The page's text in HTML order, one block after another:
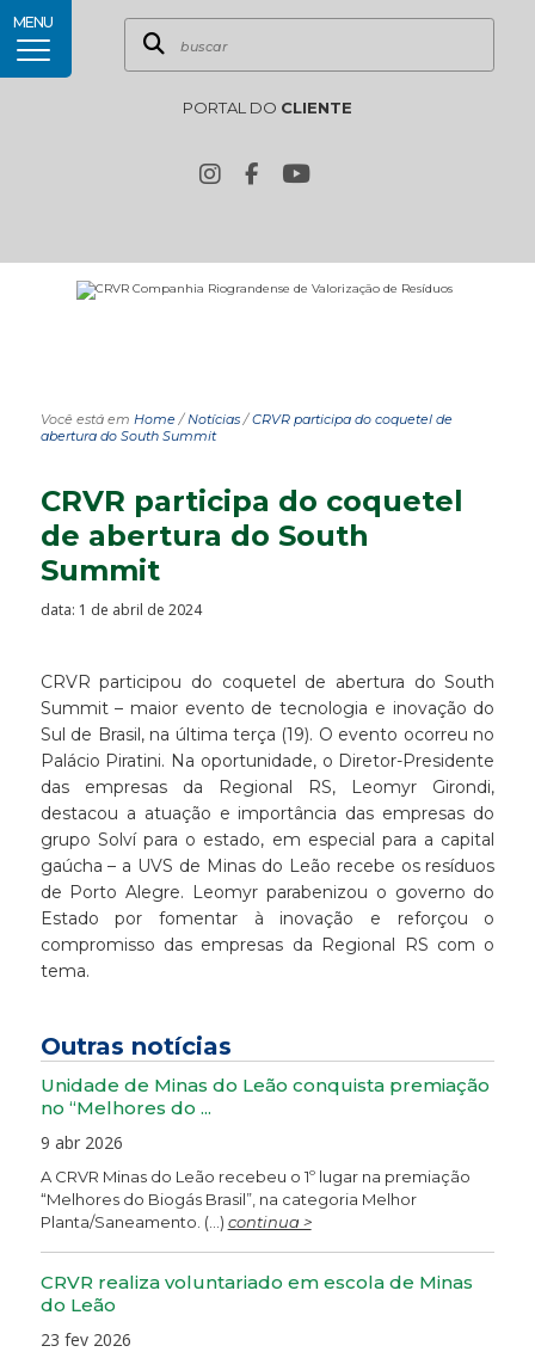
PORTAL DO CLIENTE
MENU
Você está em Home/Notícias/CRVR participa do coquetel de
abertura do South Summit
CRVR participa do coquetel
de abertura do South
Summit
data: 1 de abril de 2024
CRVR participou do coquetel de abertura do South
Summit – maior evento de tecnologia e inovação do
Sul de Brasil, na última terça (19). O evento ocorreu no
Palácio Piratini. Na oportunidade, o Diretor-Presidente
das empresas da Regional RS, Leomyr Girondi,
destacou a atuação e importância das empresas do
grupo Solví para o estado, em especial para a capital
gaúcha – a UVS de Minas do Leão recebe os resíduos
de Porto Alegre. Leomyr parabenizou o governo do
Estado por fomentar à inovação e reforçou o
compromisso das empresas da Regional RS com o
tema.
Outras notícias
Unidade de Minas do Leão conquista premiação
no “Melhores do ...
9 abr 2026
A CRVR Minas do Leão recebeu o 1º lugar na premiação
“Melhores do Biogás Brasil”, na categoria Melhor
Planta/Saneamento. (...) continua >
CRVR realiza voluntariado em escola de Minas
do Leão
23 fev 2026